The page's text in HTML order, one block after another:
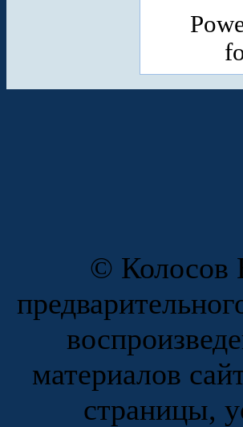
© Колосов
материалов
страницы,